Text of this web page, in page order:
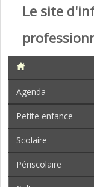
Le site
Agenda
Petite enfance
Scolaire
Périscolaire